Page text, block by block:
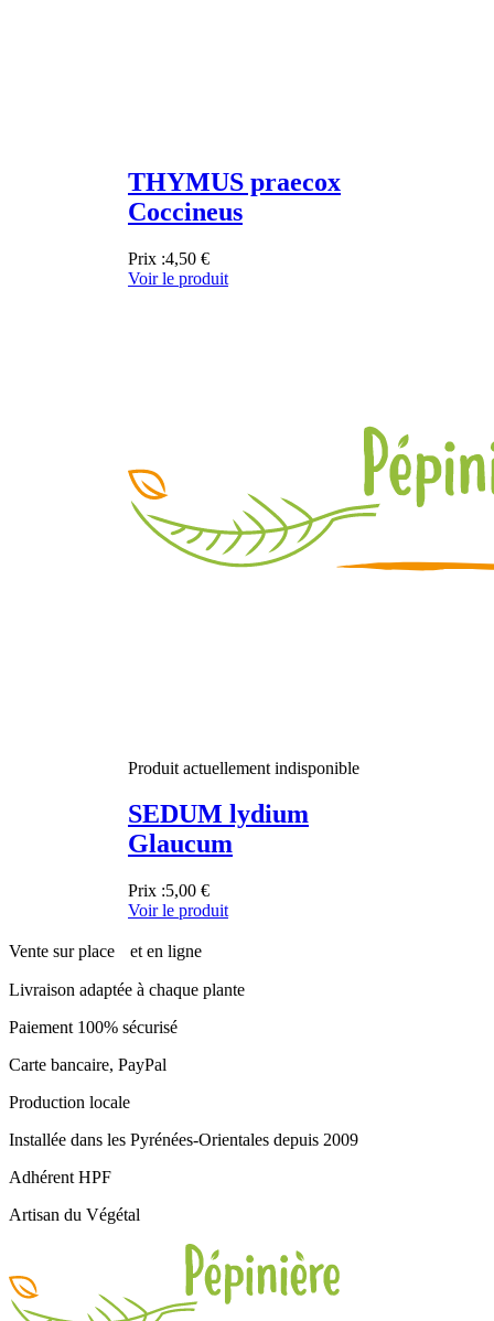
THYMUS praecox
Coccineus
Prix :4,50 €
Voir le produit
Produit actuellement indisponible
SEDUM lydium
Glaucum
Prix :5,00 €
Voir le produit
Vente sur place et en ligne
Livraison adaptée à chaque plante
Paiement 100% sécurisé
Carte bancaire, PayPal
Production locale
Installée dans les Pyrénées-Orientales depuis 2009
Adhérent HPF
Artisan du Végétal